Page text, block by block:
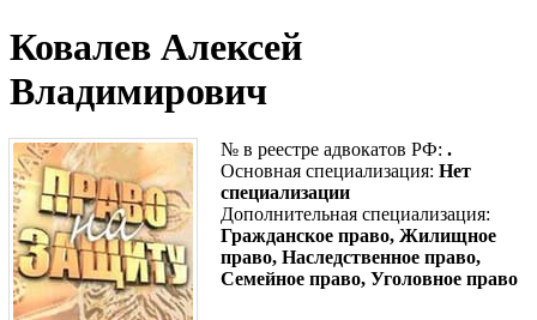
Ковалев Алексей
Владимирович
№ в реестре адвокатов РФ: .
Основная специализация: Нет
специализации
Дополнительная специализация:
Гражданское право, Жилищное
право, Наследственное право,
Семейное право, Уголовное право